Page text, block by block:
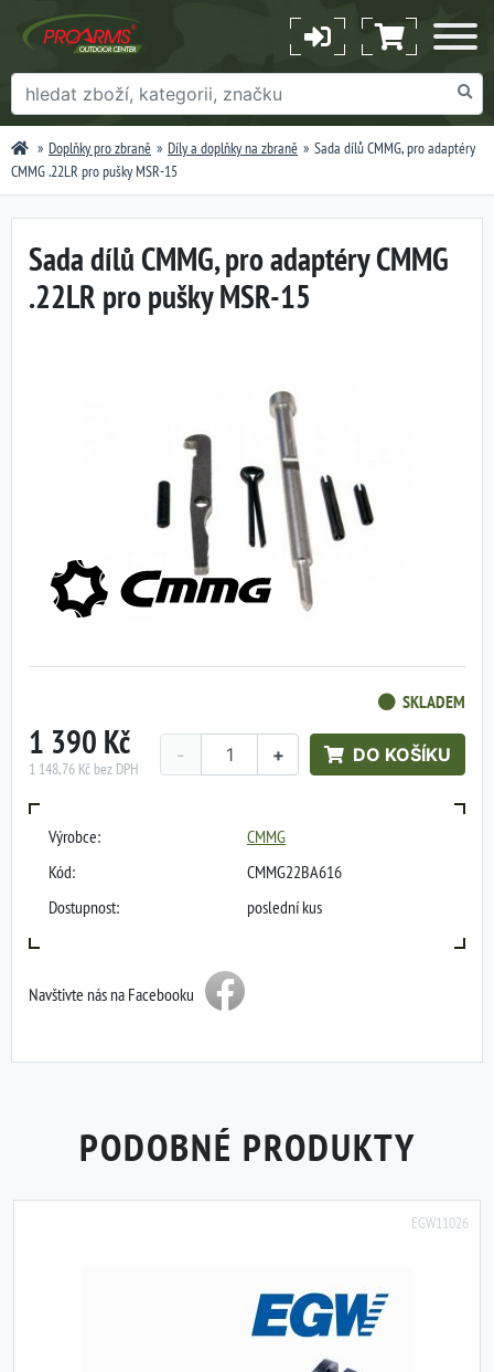
Doplňky pro zbraně Díly a doplňky na zbraně
Sada dílů CMMG, pro adaptéry
CMMG .22LR pro pušky MSR-15
Sada dílů CMMG, pro adaptéry CMMG
.22LR pro pušky MSR-15
SKLADEM
1 390 Kč
1 148,76 Kč bez DPH
+
- DO KOŠÍKU
Výrobce:
CMMG
Kód:
CMMG22BA616
Dostupnost:
poslední kus
Navštivte nás na Facebooku
PODOBNÉ PRODUKTY
EGW11026